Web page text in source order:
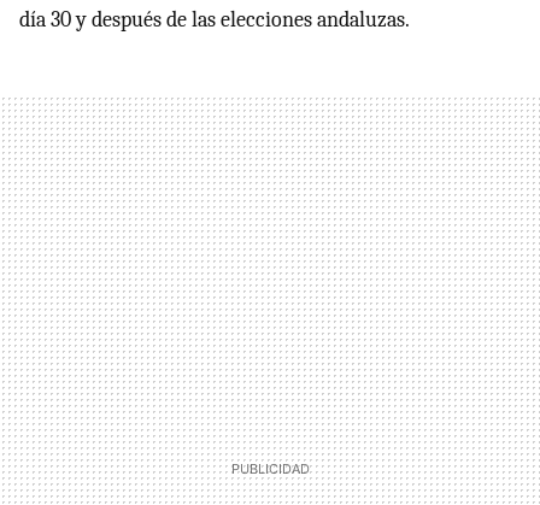
día 30 y después de las elecciones andaluzas.